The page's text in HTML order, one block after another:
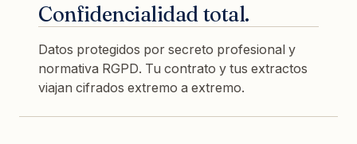
Confidencialidad total.
Datos protegidos por secreto profesional y
normativa RGPD. Tu contrato y tus extractos
viajan cifrados extremo a extremo.